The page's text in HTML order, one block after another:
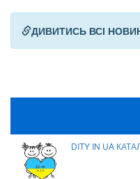
ДИВИТИСЬ ВСІ
DITY IN UA